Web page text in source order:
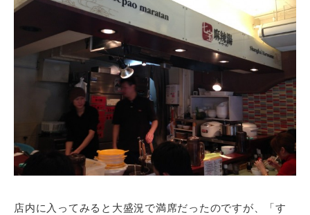
店内に入ってみると大盛況で満席だったのですが、「す